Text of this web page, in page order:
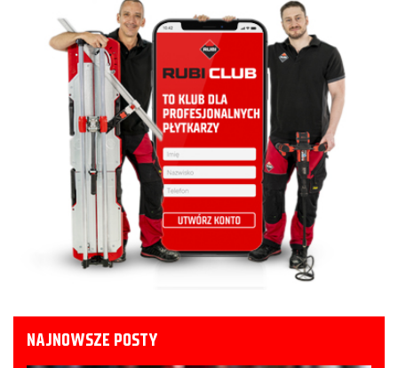
NAJNOWSZE POSTY